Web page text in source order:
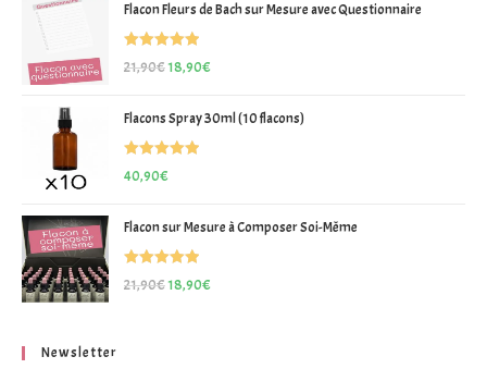
Flacon Fleurs de Bach sur Mesure avec Questionnaire
Note 5.00
21,90€18,90€
Flacons Spray 30ml (10 flacons)
Note5.00
40,90€
Flacon sur Mesure à Composer Soi-Même
Note 5.00
21,90€18,90€
Newsletter